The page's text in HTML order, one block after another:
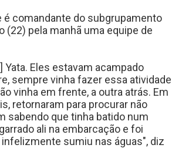
é comandante do subgrupamento
(22) pela manhã uma equipe de
Eles estavam acampado
sempre vinha fazer essa atividade
vinha em frente, a outra atrás. Em
retornaram para procurar não
sabendo que tinha batido num
ali na embarcação e foi
sumiu nas águas", diz